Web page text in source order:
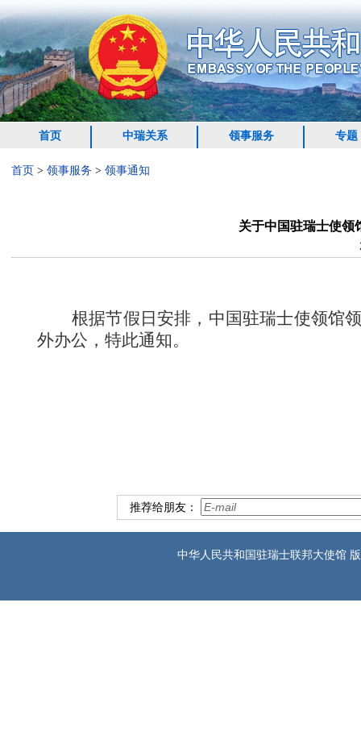
首页 中瑞关系 领事服务 专题
首页 > 领事服务 > 领事通知
关于中国驻瑞士使领
根据节假日安排，中国驻瑞士使领馆
外办公，特此通知。
推荐给朋友：
中华人民共和国驻瑞士联邦大使馆